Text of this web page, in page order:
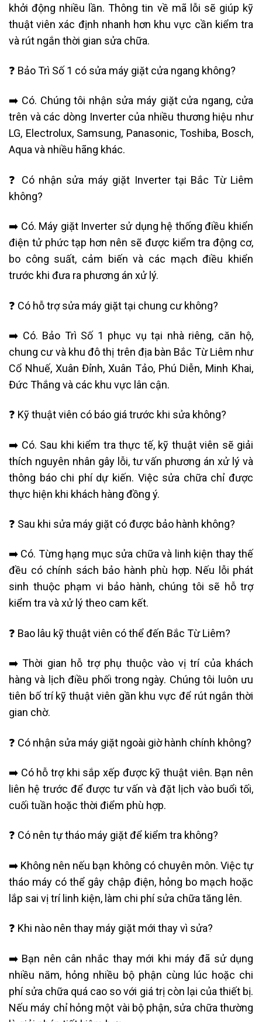
khởi động nhiều lần. Thông tin về mã lỗi sẽ giúp kỹ
thuật viên xác định nhanh hơn khu vực cần kiểm tra
và rút ngắn thời gian sửa chữa.
❓ Bảo Trì Số 1 có sửa máy giặt cửa ngang không?
➡️ Có. Chúng tôi nhận sửa máy giặt cửa ngang, cửa
trên và các dòng Inverter của nhiều thương hiệu như
LG, Electrolux, Samsung, Panasonic, Toshiba, Bosch,
Aqua và nhiều hãng khác.
❓ Có nhận sửa máy giặt Inverter tại Bắc Từ Liêm
không?
➡️ Có. Máy giặt Inverter sử dụng hệ thống điều khiển
điện tử phức tạp hơn nên sẽ được kiểm tra động cơ,
bo công suất, cảm biến và các mạch điều khiển
trước khi đưa ra phương án xử lý.
❓ Có hỗ trợ sửa máy giặt tại chung cư không?
➡️ Có. Bảo Trì Số 1 phục vụ tại nhà riêng, căn hộ,
chung cư và khu đô thị trên địa bàn Bắc Từ Liêm như
Cổ Nhuế, Xuân Đỉnh, Xuân Tảo, Phú Diễn, Minh Khai,
Đức Thắng và các khu vực lân cận.
❓ Kỹ thuật viên có báo giá trước khi sửa không?
➡️ Có. Sau khi kiểm tra thực tế, kỹ thuật viên sẽ giải
thích nguyên nhân gây lỗi, tư vấn phương án xử lý và
thông báo chi phí dự kiến. Việc sửa chữa chỉ được
thực hiện khi khách hàng đồng ý.
❓ Sau khi sửa máy giặt có được bảo hành không?
➡️ Có. Từng hạng mục sửa chữa và linh kiện thay thế
đều có chính sách bảo hành phù hợp. Nếu lỗi phát
sinh thuộc phạm vi bảo hành, chúng tôi sẽ hỗ trợ
kiểm tra và xử lý theo cam kết.
❓ Bao lâu kỹ thuật viên có thể đến Bắc Từ Liêm?
➡️ Thời gian hỗ trợ phụ thuộc vào vị trí của khách
hàng và lịch điều phối trong ngày. Chúng tôi luôn ưu
tiên bố trí kỹ thuật viên gần khu vực để rút ngắn thời
gian chờ.
❓ Có nhận sửa máy giặt ngoài giờ hành chính không?
➡️ Có hỗ trợ khi sắp xếp được kỹ thuật viên. Bạn nên
liên hệ trước để được tư vấn và đặt lịch vào buổi tối,
cuối tuần hoặc thời điểm phù hợp.
❓ Có nên tự tháo máy giặt để kiểm tra không?
➡️ Không nên nếu bạn không có chuyên môn. Việc tự
tháo máy có thể gây chập điện, hỏng bo mạch hoặc
lắp sai vị trí linh kiện, làm chi phí sửa chữa tăng lên.
❓ Khi nào nên thay máy giặt mới thay vì sửa?
➡️ Bạn nên cân nhắc thay mới khi máy đã sử dụng
nhiều năm, hỏng nhiều bộ phận cùng lúc hoặc chi
phí sửa chữa quá cao so với giá trị còn lại của thiết bị.
Nếu máy chỉ hỏng một vài bộ phận, sửa chữa thường